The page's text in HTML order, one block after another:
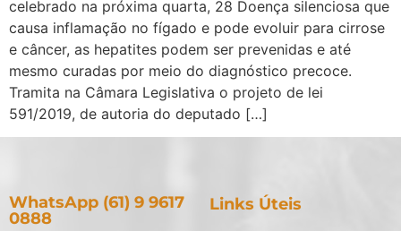
celebrado na próxima quarta, 28 Doença silenciosa que
causa inflamação no fígado e pode evoluir para cirrose
e câncer, as hepatites podem ser prevenidas e até
mesmo curadas por meio do diagnóstico precoce.
Tramita na Câmara Legislativa o projeto de lei
591/2019, de autoria do deputado […]
WhatsApp (61) 9 9617
0888
Links Úteis